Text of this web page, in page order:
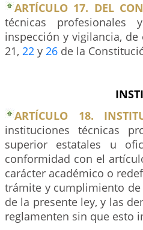
ARTÍCULO 17. DEL
técnicas
inspección y vigilancia,
21, 22 y 26 de la
ARTÍCULO 18.
instituciones técnicas
superior estatales u
conformidad con el
carácter académico o
trámite y cumplimiento
de la presente ley, y las
reglamenten sin que esto